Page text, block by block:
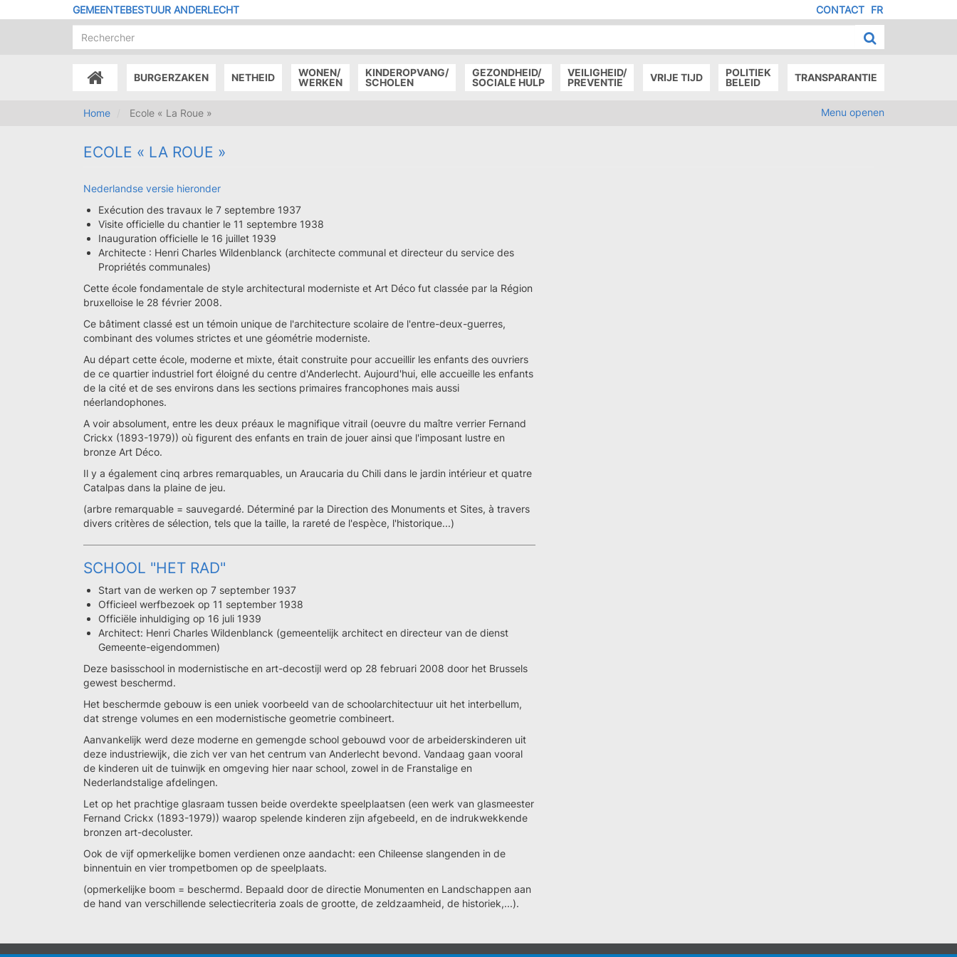
en
GEMEENTEBESTUUR ANDERLECHT FR
MENU
DE
PAGE
CONTACT
ACCUEILBURGERZAKEN NETHEID
WONEN/
WERKEN
KINDEROPVANG/
SCHOLEN
GEZONDHEID/
SOCIALE HULP
VEILIGHEID/
PREVENTIE
VRIJE TIJD
POLITIEK
BELEID
TRANSPARANTIE
Home Ecole « La Roue » Menu openen
ECOLE « LA ROUE »
Nederlandse versie hieronder
Exécution des travaux le 7 septembre 1937
Visite officielle du chantier le 11 septembre 1938
Inauguration officielle le 16 juillet 1939
Architecte : Henri Charles Wildenblanck (architecte communal et directeur du service des
Propriétés communales)
Cette école fondamentale de style architectural moderniste et Art Déco fut classée par la Région
bruxelloise le 28 février 2008.
Ce bâtiment classé est un témoin unique de l'architecture scolaire de l'entre-deux-guerres,
combinant des volumes strictes et une géométrie moderniste.
Au départ cette école, moderne et mixte, était construite pour accueillir les enfants des ouvriers
de ce quartier industriel fort éloigné du centre d'Anderlecht. Aujourd'hui, elle accueille les enfants
de la cité et de ses environs dans les sections primaires francophones mais aussi
néerlandophones.
A voir absolument, entre les deux préaux le magnifique vitrail (oeuvre du maître verrier Fernand
Crickx (1893-1979)) où figurent des enfants en train de jouer ainsi que l'imposant lustre en
bronze Art Déco.
Il y a également cinq arbres remarquables, un Araucaria du Chili dans le jardin intérieur et quatre
Catalpas dans la plaine de jeu.
(arbre remarquable = sauvegardé. Déterminé par la Direction des Monuments et Sites, à travers
divers critères de sélection, tels que la taille, la rareté de l'espèce, l'historique...)
SCHOOL "HET RAD"
Start van de werken op 7 september 1937
Officieel werfbezoek op 11 september 1938
Officiële inhuldiging op 16 juli 1939
Architect: Henri Charles Wildenblanck (gemeentelijk architect en directeur van de dienst
Gemeente-eigendommen)
Deze basisschool in modernistische en art-decostijl werd op 28 februari 2008 door het Brussels
gewest beschermd.
Het beschermde gebouw is een uniek voorbeeld van de schoolarchitectuur uit het interbellum,
dat strenge volumes en een modernistische geometrie combineert.
Aanvankelijk werd deze moderne en gemengde school gebouwd voor de arbeiderskinderen uit
deze industriewijk, die zich ver van het centrum van Anderlecht bevond. Vandaag gaan vooral
de kinderen uit de tuinwijk en omgeving hier naar school, zowel in de Franstalige en
Nederlandstalige afdelingen.
Let op het prachtige glasraam tussen beide overdekte speelplaatsen (een werk van glasmeester
Fernand Crickx (1893-1979)) waarop spelende kinderen zijn afgebeeld, en de indrukwekkende
bronzen art-decoluster.
Ook de vijf opmerkelijke bomen verdienen onze aandacht: een Chileense slangenden in de
binnentuin en vier trompetbomen op de speelplaats.
(opmerkelijke boom = beschermd. Bepaald door de directie Monumenten en Landschappen aan
de hand van verschillende selectiecriteria zoals de grootte, de zeldzaamheid, de historiek,...).